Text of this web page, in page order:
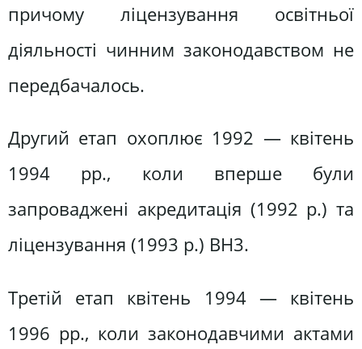
причому ліцензування освітньої
діяльності чинним законодавством не
передбачалось.
Другий етап охоплює 1992 — квітень
1994 pp., коли вперше були
запроваджені акредитація (1992 р.) та
ліцензування (1993 p.) BH3.
Третій етап квітень 1994 — квітень
1996 pp., коли законодавчими актами